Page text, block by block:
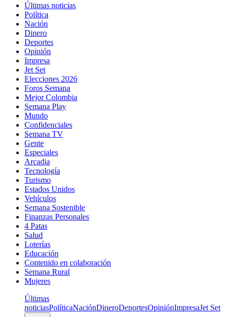
Últimas noticias
Política
Nación
Dinero
Deportes
Opinión
Impresa
Jet Set
Elecciones 2026
Foros Semana
Mejor Colombia
Semana Play
Mundo
Confidenciales
Semana TV
Gente
Especiales
Arcadia
Tecnología
Turismo
Estados Unidos
Vehículos
Semana Sostenible
Finanzas Personales
4 Patas
Salud
Loterías
Educación
Contenido en colaboración
Semana Rural
Mujeres
Últimas
noticiasPolíticaNaciónDineroDeportesOpiniónImpresaJet Set